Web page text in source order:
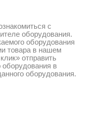
с
оборудования.
оборудования
товара в нашем
отправить
оборудования в
оборудования.